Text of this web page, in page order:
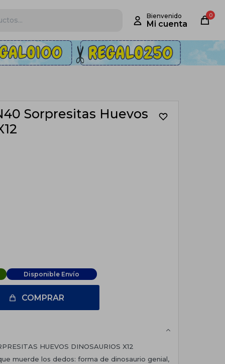
0
Sorpresitas Huevos
Disponible Envío
COMPRAR
HUEVOS DINOSAURIOS X12
muerde los dedos: forma de dinosaurio genial,